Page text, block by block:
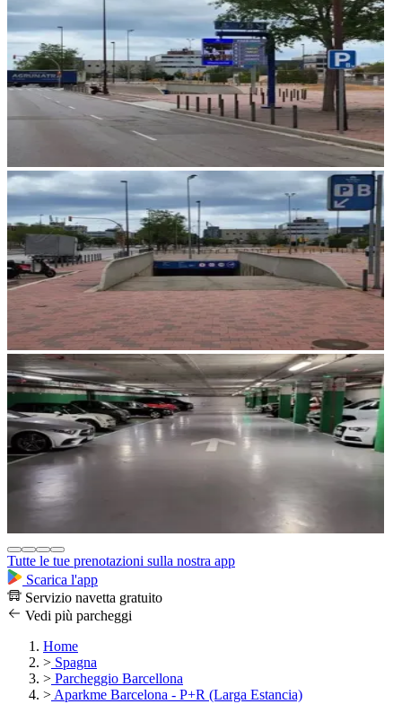
Tutte le tue prenotazioni sulla nostra app
Scarica l'app
Servizio navetta gratuito
Vedi più parcheggi
Home
> Spagna
> Parcheggio Barcellona
> Aparkme Barcelona - P+R (Larga Estancia)